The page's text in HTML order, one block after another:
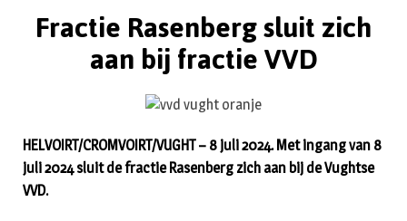
Fractie Rasenberg sluit zich
aan bij fractie VVD
HELVOIRT/CROMVOIRT/VUGHT – 8 juli 2024. Met ingang van 8
juli 2024 sluit de fractie Rasenberg zich aan bij de Vughtse
VVD.